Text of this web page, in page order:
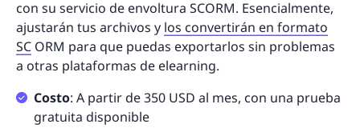
con su servicio de envoltura SCORM. Esencialmente,
ajustarán tus archivos y los convertirán en formato
SC ORM para que puedas exportarlos sin problemas
a otras plataformas de elearning.
Costo: A partir de 350 USD al mes, con una prueba
gratuita disponible